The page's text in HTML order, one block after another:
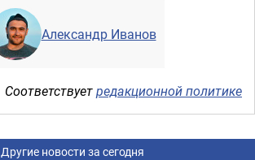
Александр Иванов
Соответствуетредакционной политике
Другие новости за сегодня